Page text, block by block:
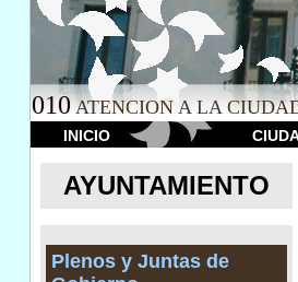
010 ATENCION A LA
INICIO
AYUNTAMIENTO
Plenos y Juntas de